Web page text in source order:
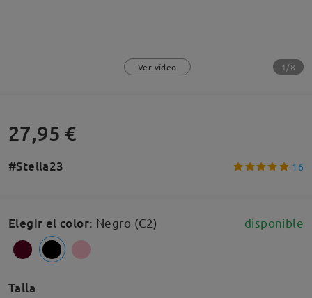
Ver vídeo 1/8
27,95 €
#Stella23 16
Elegir el color: Negro (C2) disponible
Talla